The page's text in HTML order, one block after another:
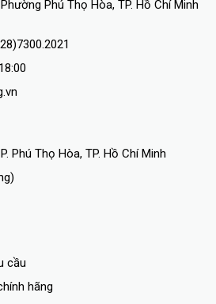
Phú Thọ Hòa, TP. Hồ Chí Minh
Phú Thọ Hòa, TP. Hồ Chí Minh
cầu
hãng